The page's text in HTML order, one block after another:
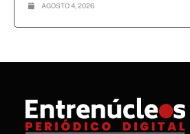
AGOSTO 4, 2026